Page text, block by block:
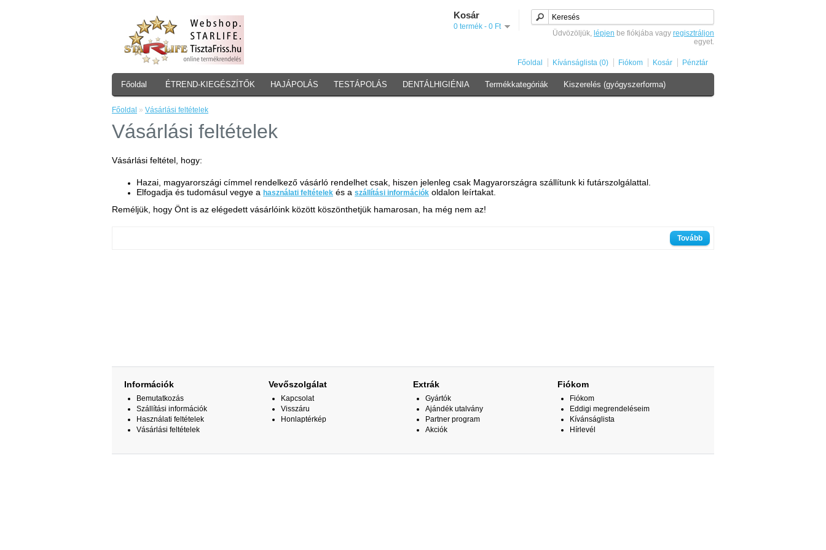
Kosár
0 termék - 0 Ft
Üdvözöljük, lépjen be fiókjába vagy regisztráljon
egyet.
Főoldal Kívánságlista (0) Fiókom Kosár Pénztár
Főoldal ÉTREND-KIEGÉSZÍTŐK HAJÁPOLÁS TESTÁPOLÁS DENTÁLHIGIÉNIA Termékkategóriák Kiszerelés (gyógyszerforma)
Főoldal » Vásárlási feltételek
Vásárlási feltételek
Vásárlási feltétel, hogy:
Hazai, magyarországi címmel rendelkező vásárló rendelhet csak, hiszen jelenleg csak Magyarországra szállítunk ki futárszolgálattal.
Elfogadja és tudomásul vegye a használati feltételek és a szállítási információk oldalon leírtakat.
Reméljük, hogy Önt is az elégedett vásárlóink között köszönthetjük hamarosan, ha még nem az!
Tovább
Információk
Bemutatkozás
Szállítási információk
Használati feltételek
Vásárlási feltételek
Vevőszolgálat
Kapcsolat
Visszáru
Honlaptérkép
Extrák
Gyártók
Ajándék utalvány
Partner program
Akciók
Fiókom
Fiókom
Eddigi megrendeléseim
Kívánságlista
Hírlevél